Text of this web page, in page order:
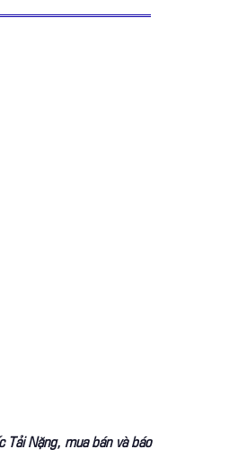
Nặng, mua bán và báo